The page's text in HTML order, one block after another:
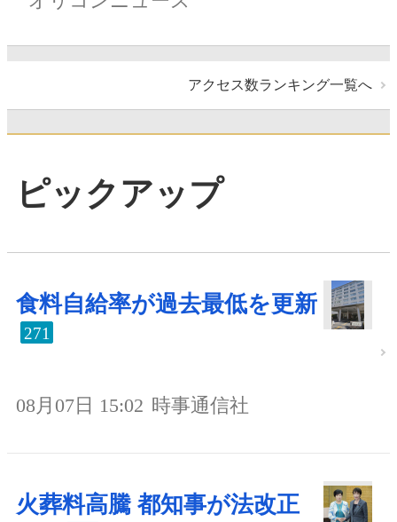
アクセス数ランキング一覧へ
ピックアップ
食料自給率が過去最低を更新
271
08月07日 15:02 時事通信社
火葬料高騰 都知事が法改正